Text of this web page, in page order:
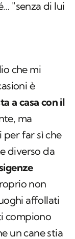
"senza di lui
che mi
è
a casa con il
ma
far sì che
diverso da
non
affollati
compiono
un cane stia